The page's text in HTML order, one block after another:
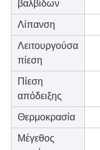
βαλβίδων
Λίπανση
Λειτουργούσα
πίεση
Πίεση
απόδειξης
Θερμοκρασία
Μέγεθος